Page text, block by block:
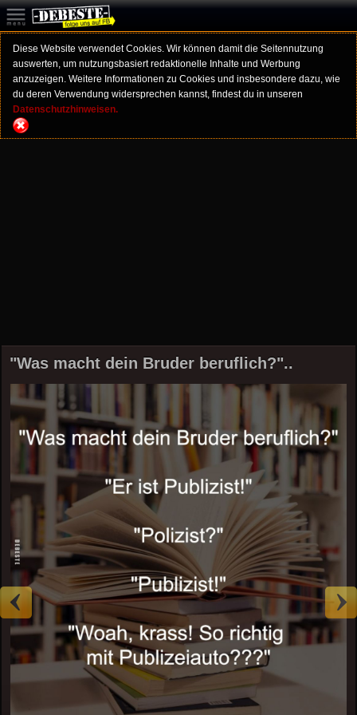
Diese Website verwendet Cookies. Wir können damit die Seitennutzung
auswerten, um nutzungsbasiert redaktionelle Inhalte und Werbung
anzuzeigen. Weitere Informationen zu Cookies und insbesondere dazu, wie
du deren Verwendung widersprechen kannst, findest du in unseren
Datenschutzhinweisen.
"Was macht dein Bruder beruflich?"..